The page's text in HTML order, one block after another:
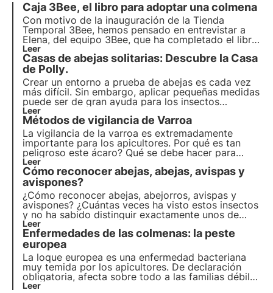
Caja 3Bee, el libro para adoptar una colmena
Con motivo de la inauguración de la Tienda
Temporal 3Bee, hemos pensado en entrevistar a
Elena, del equipo 3Bee, que ha completado el libro
Caja 3Bee. Adopta una colmena 3Bee
colaboración de sus compañeros. ¡Descubramos
juntos lo que nos contó!
Leer
Casas de abejas solitarias: Descubre la Casa
de Polly.
Crear un entorno a prueba de abejas es cada vez
más difícil. Sin embargo, aplicar pequeñas medidas
puede ser de gran ayuda para los insectos
polinizadores. No solo puedes plantar flores que
protejan a las abejas, sino tambiénalojar un hogar
para abejas solitarias y polinizadores silvestres
Leer
Métodos de vigilancia de Varroa
La vigilancia de la varroa es extremadamente
importante para los apicultores. Por qué es tan
peligroso este ácaro? Qué se debe hacer para
evaluar el nivel de infestación de una colmena?
¡Averigüémoslo juntos!
Leer
Cómo reconocerabejas, abejas, avispas y
avispones?
¿Cómo reconocer abejas, abejorros, avispas y
avispones? ¿Cuántas veces ha visto estos insectos
y no ha sabido distinguir exactamente unos de
otros? He aquí la guía definitiva para reconocer
exactamente a estos pequeños insectos y sus
valiosas actividades, ¡sin confundirlos más!
Leer
Enfermedades de las colmenas: la peste
europea
La loque europea es una enfermedad bacteriana
muy temida por los apicultores. De declaración
obligatoria, afecta sobre todo a las familias débiles
o sometidas a diversas tensiones ambientales o
Leer